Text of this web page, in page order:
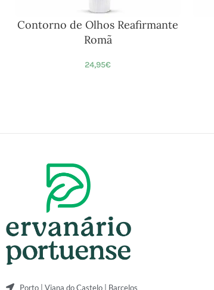
Contorno de Olhos Reafirmante
Romã
24,95€
Porto | Viana do Castelo | Barcelos